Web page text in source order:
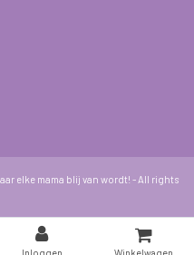
elke mama blij van wordt! - All rights